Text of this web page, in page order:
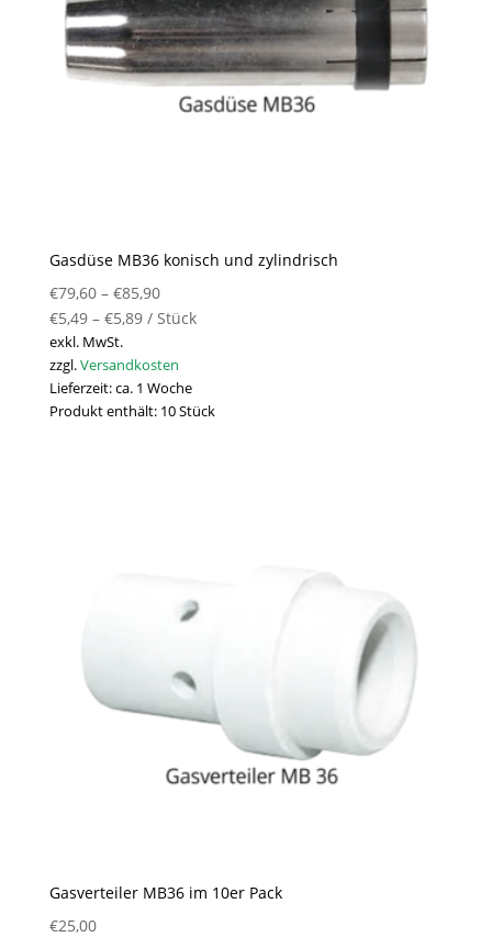
Gasdüse MB36 konisch und zylindrisch
€79,60– €85,90
€5,49– €5,89/ Stück
exkl. MwSt.
zzgl.Versandkosten
Lieferzeit:ca. 1 Woche
Produkt enthält: 10Stück
Gasverteiler MB36 im 10er Pack
€25,00